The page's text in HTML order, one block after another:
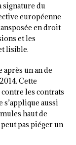
signature du
européenne
en droit
et les
lisible.
un an de
Cette
les contrats
aussi
haut de
pas piéger un